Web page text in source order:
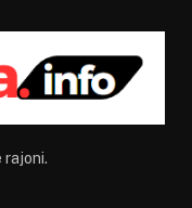
rajoni.